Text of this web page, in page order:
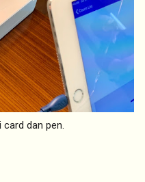
card dan pen.